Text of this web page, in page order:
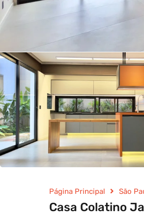
Página Principal São
Casa Colatino